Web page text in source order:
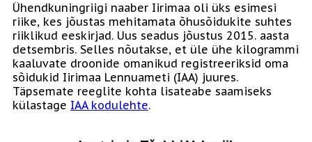
Ühendkuningriigi naaber Iirimaa oli üks esimesi
riike, kes jõustas mehitamata õhusõidukite suhtes
riiklikud eeskirjad. Uus seadus jõustus 2015. aasta
detsembris. Selles nõutakse, et üle ühe kilogrammi
kaaluvate droonide omanikud registreeriksid oma
sõidukid Iirimaa Lennuameti (IAA) juures.
Täpsemate reeglite kohta lisateabe saamiseks
külastage IAA kodulehte.